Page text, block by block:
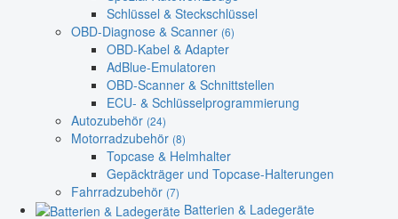
Schlüssel & Steckschlüssel
OBD-Diagnose & Scanner (6)
OBD-Kabel & Adapter
AdBlue-Emulatoren
OBD-Scanner & Schnittstellen
ECU- & Schlüsselprogrammierung
Autozubehör (24)
Motorradzubehör (8)
Topcase & Helmhalter
Gepäckträger und Topcase-Halterungen
Fahrradzubehör (7)
Batterien & Ladegeräte